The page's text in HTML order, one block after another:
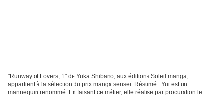
"Runway of Lovers, 1" de Yuka Shibano, aux éditions Soleil manga,
appartient à la sélection du prix manga senseï. Résumé : Yui est un
mannequin renommé. En faisant ce métier, elle réalise par procuration le